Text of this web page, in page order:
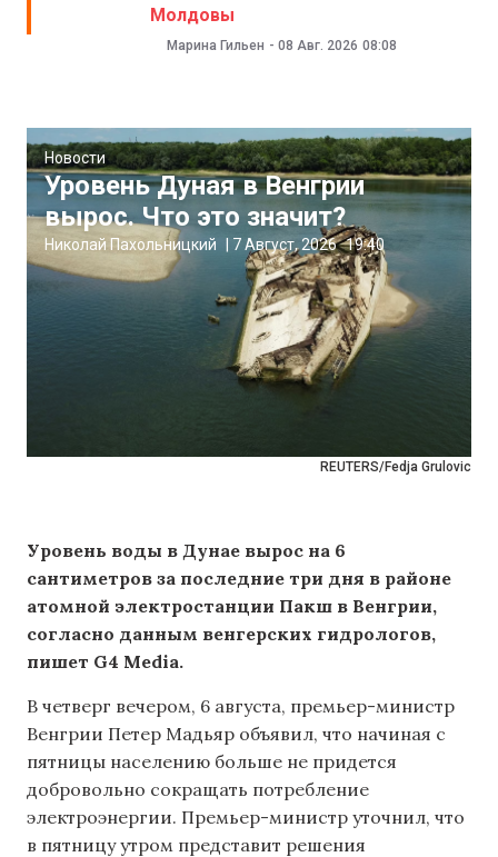
Молдовы
Марина Гильен - 08 Авг. 2026 08:08
REUTERS/Fedja Grulovic
Новости
Уровень Дуная в Венгрии
вырос. Что это значит?
Николай Пахольницкий 7 Август, 2026 19:40
Уровень воды в Дунае вырос на 6
сантиметров за последние три дня в районе
атомной электростанции Пакш в Венгрии,
согласно данным венгерских гидрологов,
пишет G4 Media.
В четверг вечером, 6 августа, премьер-министр
Венгрии Петер Мадьяр объявил, что начиная с
пятницы населению больше не придется
добровольно сокращать потребление
электроэнергии. Премьер-министр уточнил, что
в пятницу утром представит решения